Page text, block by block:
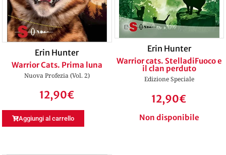
Erin Hunter
Warrior Cats. Prima luna
Nuova Profezia (Vol. 2)
12,90€
Aggiungi al carrello
Erin Hunter
Warrior cats. StelladiFuoco e
il clan perduto
Edizione Speciale
12,90€
Non disponibile